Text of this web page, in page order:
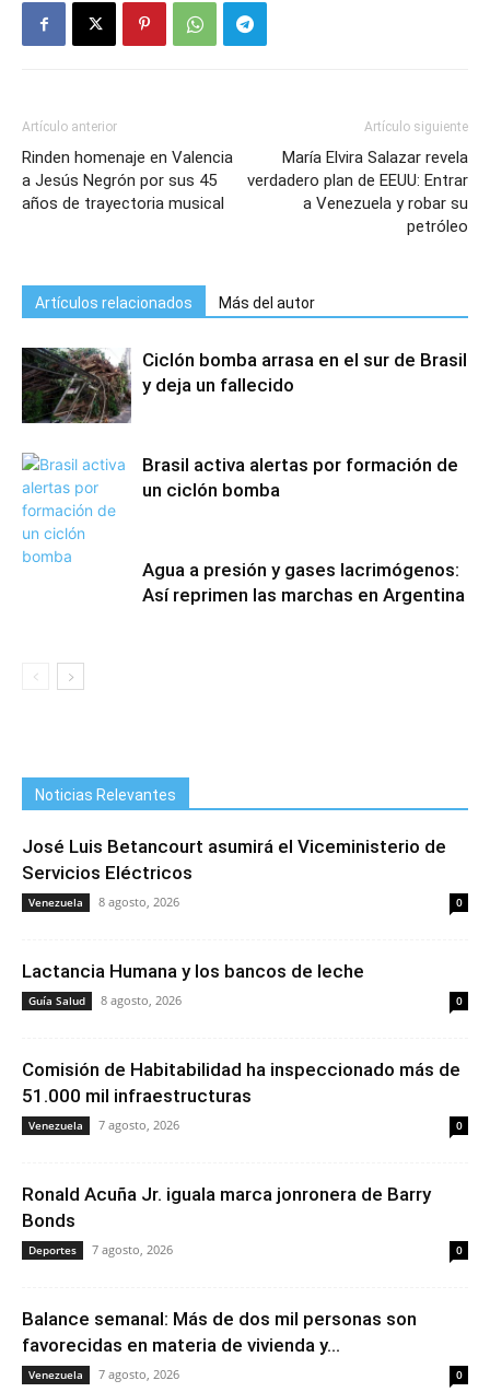
Artículo anterior
Rinden homenaje en Valencia
a Jesús Negrón por sus 45
años de trayectoria musical
Artículo siguiente
María Elvira Salazar revela
verdadero plan de EEUU: Entrar
a Venezuela y robar su
petróleo
Artículos relacionados Más del autor
Ciclón bomba arrasa en el sur de Brasil
y deja un fallecido
Brasil activa alertas por formación de
un ciclón bomba
Agua a presión y gases lacrimógenos:
Así reprimen las marchas en Argentina
Noticias Relevantes
José Luis Betancourt asumirá el Viceministerio de
Servicios Eléctricos
Venezuela 8 agosto, 2026 0
Lactancia Humana y los bancos de leche
Guía Salud 8 agosto, 2026 0
Comisión de Habitabilidad ha inspeccionado más de
51.000 mil infraestructuras
Venezuela 7 agosto, 2026 0
Ronald Acuña Jr. iguala marca jonronera de Barry
Bonds
Deportes 7 agosto, 2026 0
Balance semanal: Más de dos mil personas son
favorecidas en materia de vivienda y...
Venezuela 7 agosto, 2026 0